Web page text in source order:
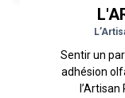
Sentir un
adhésion